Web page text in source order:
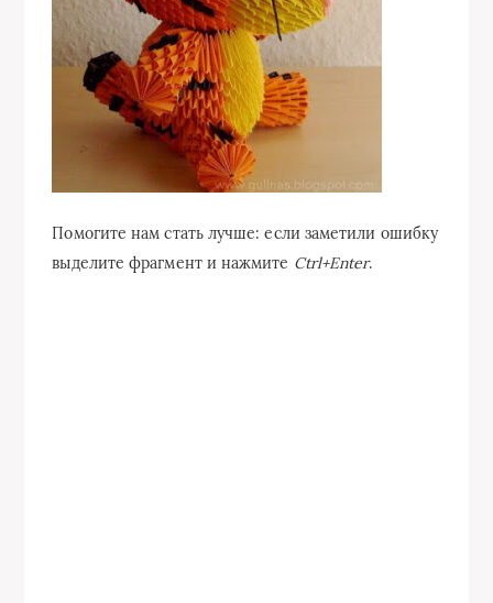
Помогите нам стать лучше: если заметили ошибку
выделите фрагмент и нажмите Ctrl+Enter.